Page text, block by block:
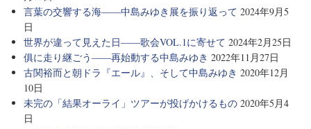
言葉の交響する海――中島みゆき展を振り返って 2024年9月5
日
世界が違って見えた日――歌会VOL.1に寄せて 2024年2月25日
俱に走り継ごう――再始動する中島みゆき 2022年11月27日
古関裕而と朝ドラ『エール』、そして中島みゆき 2020年12月
10日
未完の「結果オーライ」ツアーが投げかけるもの 2020年5月4
日